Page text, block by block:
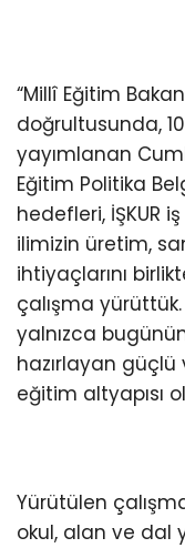
“Millî Eğitim
doğrultusunda,
yayımlanan
Eğitim Politika
hedefleri, İŞKUR
ilimizin üretim,
ihtiyaçlarını
çalışma
yalnızca
hazırlayan güçlü
eğitim altyapısı
Yürütülen
okul, alan ve dal